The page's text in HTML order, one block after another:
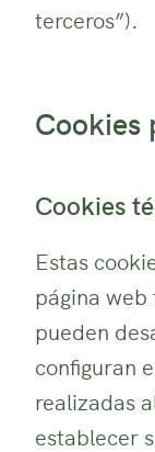
terceros”).
Cookies
Cookies
Estas
página
pueden
configuran
realizadas
establecer